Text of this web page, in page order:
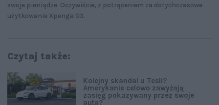
swoje pieniądze. Oczywiście, z potrąceniem za dotychczasowe
użytkowanie Xpenga G3.
Czytaj także:
Kolejny skandal u Tesli?
Amerykanie celowo zawyżają
zasięg pokazywany przez swoje
auta?